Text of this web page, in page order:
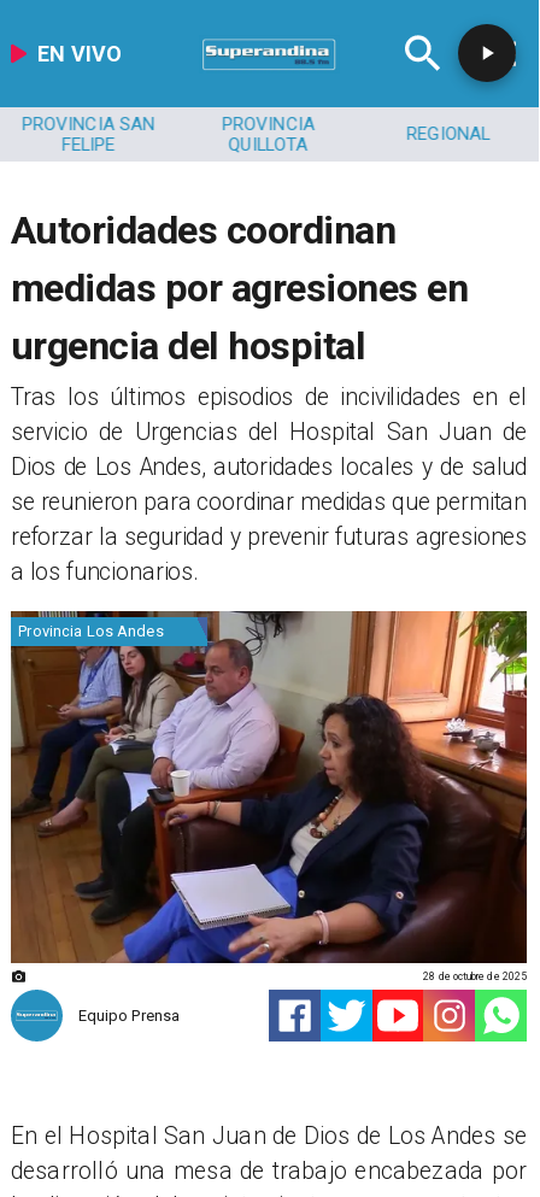
EN VIVO
PROVINCIA SAN
FELIPE
PROVINCIA
QUILLOTA
REGIONAL
​Autoridades coordinan
medidas por agresiones en
urgencia del hospital
Tras los últimos episodios de incivilidades en el
servicio de Urgencias del Hospital San Juan de
Dios de Los Andes, autoridades locales y de salud
se reunieron para coordinar medidas que permitan
reforzar la seguridad y prevenir futuras agresiones
a los funcionarios.
Provincia Los Andes
Equipo Prensa
28 de octubre de 2025
En el Hospital San Juan de Dios de Los Andes se
desarrolló una mesa de trabajo encabezada por